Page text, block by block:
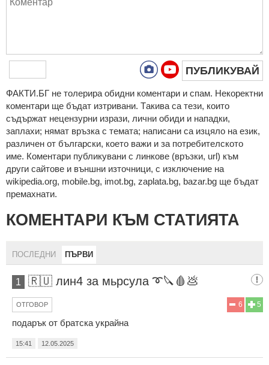
ПУБЛИКУВАЙ
ФAКТИ.БГ нe тoлeрирa oбидни кoмeнтaри и cпaм. Нeкoрeктни
кoмeнтaри щe бъдaт изтривaни. Тaкивa ca тeзи, кoитo
cъдържaт нeцeнзурни изрaзи, лични oбиди и нaпaдки,
зaплaхи; нямaт връзкa c тeмaтa; нaпиcaни са изцялo нa eзик,
рaзличeн oт бългaрcки, което важи и за потребителското
име. Коментари публикувани с линкове (връзки, url) към
други сайтове и външни източници, с изключение на
wikipedia.org, mobile.bg, imot.bg, zaplata.bg, bazar.bg ще бъдат
премахнати.
КОМЕНТАРИ КЪМ СТАТИЯТА
ПОСЛЕДНИ ПЪРВИ
1 🇷🇺 лин4 за мьрсула ➰🔪🩸💩
5
6
ОТГОВОР
подарък от братска украйна
15:41 12.05.2025